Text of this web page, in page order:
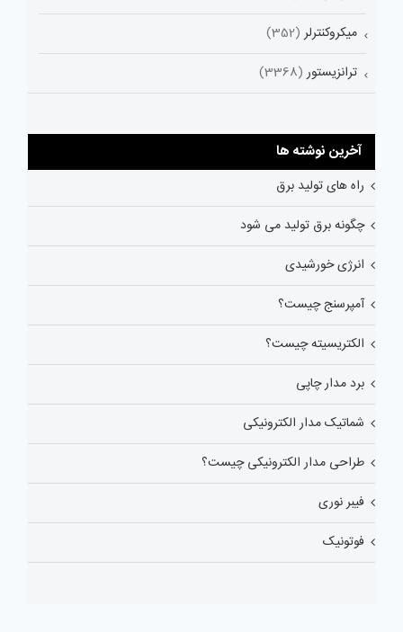
میکروکنترلر (352)
ترانزیستور (3368)
آخرین نوشته ها
راه های تولید برق
چگونه برق تولید می شود
انرژی خورشیدی
آمپرسنج چیست؟
الکتریسیته چیست؟
برد مدار چاپی
شماتیک مدار الکترونیکی
طراحی مدار الکترونیکی چیست؟
فیبر نوری
فوتونیک